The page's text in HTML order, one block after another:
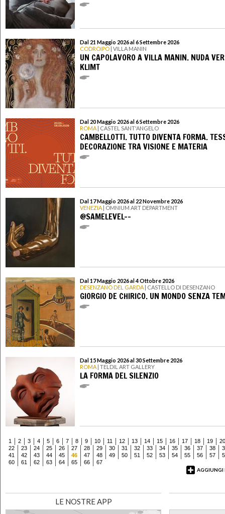
Dal 21 Maggio 2026 al 6 Settembre 2026
CODROIPO | VILLA MANIN
UN CAPOLAVORO A VILLA MANIN. NUDA
KLIMT
Dal 20 Maggio 2026 al 6 Settembre 2026
ROMA | CASTEL SANT'ANGELO
CAMBELLOTTI. TUTTO DIVENTA FORMA.
DECORAZIONE TRA VISIONE E MATERIA
Dal 17 Maggio 2026 al 22 Novembre 2026
VENEZIA | OMNIUM ART DEPARTMENT
@SAMELEVEL--
Dal 17 Maggio 2026 al 4 Ottobre 2026
DESENZANO DEL GARDA | CASTELLO DI DESENZANO
GIORGIO DE CHIRICO. UN MONDO SENZA
Dal 15 Maggio 2026 al 30 Settembre 2026
ROMA | TELDIL ART GALLERY
LA FORMA DEL SILENZIO
1 2 3 4 5 6 7 8 9 10 11 12 13 14 15 16 17 18 19
20
22
23 24 25 26 27 28 29 30 31 32 33 34 35 36 37 38
41
42 43 44 45 46 47 48 49 50 51 52 53 54 55 56 57
60
61 62 63 64 65 66
67
AGGIUNGI
LE NOSTRE APP